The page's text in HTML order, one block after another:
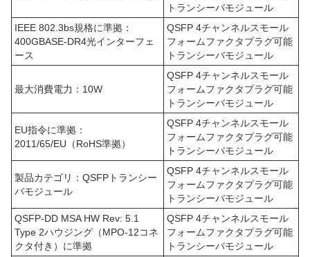
トランシーバモジュール
IEEE 802.3bs規格に準拠：
400GBASE-DR4光インターフェ
ース
QSFP 4チャンネルスモール
フォームファクタプラグ可能
トランシーバモジュール
最大消費電力：10W
QSFP 4チャンネルスモール
フォームファクタプラグ可能
トランシーバモジュール
EU指令に準拠：
2011/65/EU（RoHS準拠）
QSFP 4チャンネルスモール
フォームファクタプラグ可能
トランシーバモジュール
製品カテゴリ：QSFPトランシー
バモジュール
QSFP 4チャンネルスモール
フォームファクタプラグ可能
トランシーバモジュール
QSFP-DD MSA HW Rev: 5.1
Type 2ハウジング（MPO-12コネ
クタ付き）に準拠
QSFP 4チャンネルスモール
フォームファクタプラグ可能
トランシーバモジュール